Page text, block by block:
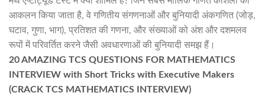
आकलन किया जाता है, वे गणितीय संगणनाओं और बुनियादी अंकगणित (जोड़,
घटाव, गुणा, भाग), प्रतिशत की गणना, और संख्याओं को अंश और दशमलव
रूपों में परिवर्तित करने जैसी अवधारणाओं की बुनियादी समझ हैं।
20 AMAZING TCS QUESTIONS FOR MATHEMATICS
INTERVIEW with Short Tricks with Executive Makers
(CRACK TCS MATHEMATICS INTERVIEW)